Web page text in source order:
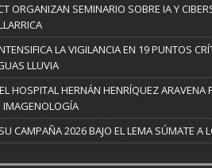
ORGANIZAN SEMINARIO SOBRE IA Y
LA VIGILANCIA EN 19 PUNTOS
LLUVIA
HOSPITAL HERNÁN HENRÍQUEZ ARAVENA
IMAGENOLOGÍA
CAMPAÑA 2026 BAJO EL LEMA SÚMATE A